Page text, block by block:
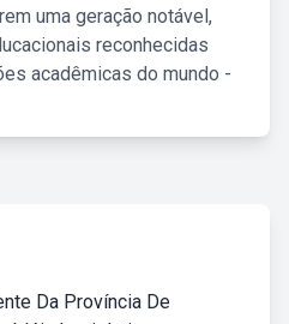
uma geração notável,
reconhecidas
acadêmicas do mundo -
Da Província De